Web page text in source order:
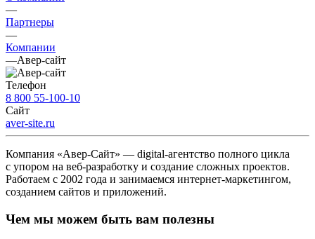
—
Партнеры
—
Компании
—Авер-сайт
Телефон
8 800 55-100-10
Сайт
aver-site.ru
Компания «Авер-Сайт» — digital-агентство полного цикла
с упором на веб-разработку и создание сложных проектов.
Работаем с 2002 года и занимаемся интернет-маркетингом,
созданием сайтов и приложений.
Чем мы можем быть вам полезны